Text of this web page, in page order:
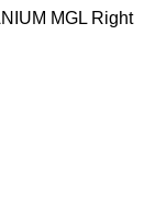
MGL Right